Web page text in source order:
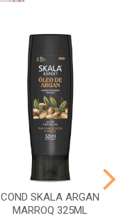
COND SKALA ARGAN
MARROQ 325ML